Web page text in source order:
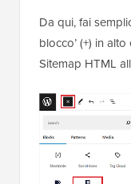
Da qui, fai
blocco’ (+) in
Sitemap HTML